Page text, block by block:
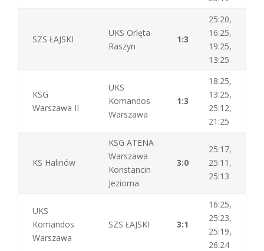
SZS ŁAJSKI
UKS Orlęta
Raszyn
1:3
25:20,
16:25,
19:25,
13:25
KSG
Warszawa II
UKS
Komandos
Warszawa
1:3
18:25,
13:25,
25:12,
21:25
KS Halinów
KSG ATENA
Warszawa
Konstancin
Jeziorna
3:0
25:17,
25:11,
25:13
UKS
Komandos
Warszawa
SZS ŁAJSKI 3:1
16:25,
25:23,
25:19,
26:24